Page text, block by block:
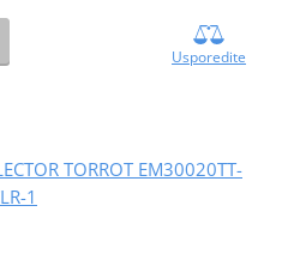
Usporedite
TORROT EM30020TT-
1